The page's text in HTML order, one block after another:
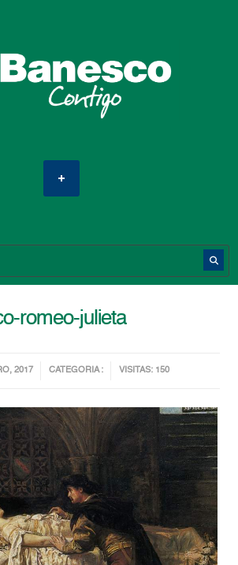
romeo-julieta
2017 CATEGORIA : VISITAS: 150